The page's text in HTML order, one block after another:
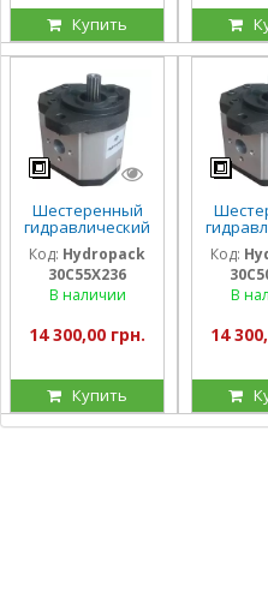
Купить
Шестеренный
гидравлический
насос Hydropack
30C55X236 (55
см3) правого
вращения
Код: Hydropack
30C55X236
В наличии
14 300,00 грн.
Купить
насос
см3)
Код:
В
14